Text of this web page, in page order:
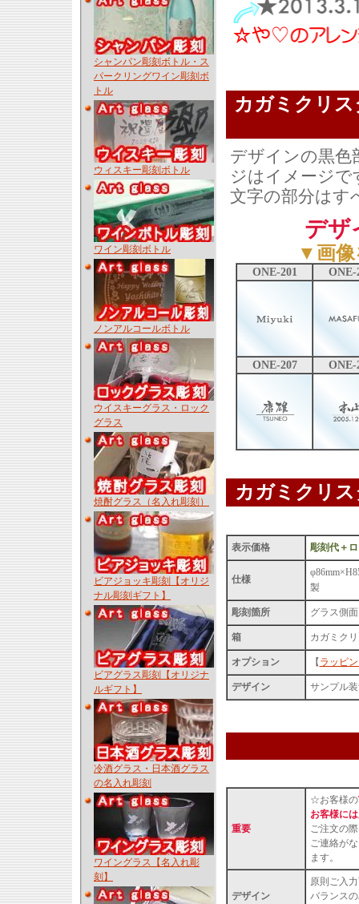
シャンパン彫刻ボトル・ス
パークリングワイン彫刻ボ
トル
ウィスキー彫刻ボトル
ワイン彫刻ボトル
ノンアルコールボトル
ウイスキーグラス・ロック
グラス
焼酎グラス（名入れ彫刻）
ビアジョッキ彫刻【オリジ
ナル彫刻ギフト】
ビアグラス彫刻【オリジナ
ルギフト】
冷酒グラス・日本酒グラス
の名入れ彫刻
ワイングラス【名入れ彫
刻】
カガミクリ
デザインの黒
ジはイメージで
文字の部分はす
デザ
▼画像
ONE-201 ONE-
ONE-207 ONE-
カガミクリ
表示価格 彫刻代＋
仕様
製
彫刻箇所 グラス側面
箱 カガミク
オプション 【 ラッピ
デザイン サンプル
重要
☆お客様の
お客様に
ご注文の
ご連絡が
ます。
デザイン
原則ご入
バランス